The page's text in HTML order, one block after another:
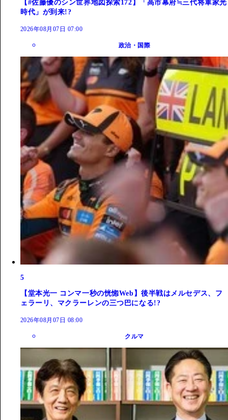
【#佐藤優のシン世界地図探索172】「高市幕府≒三代将軍家光
時代」が到来!?
2026年08月07日 07:00
政治・国際
5
【堂本光一 コンマ一秒の恍惚Web】後半戦はメルセデス、フ
ェラーリ、マクラーレンの三つ巴になる!?
2026年08月07日 08:00
クルマ